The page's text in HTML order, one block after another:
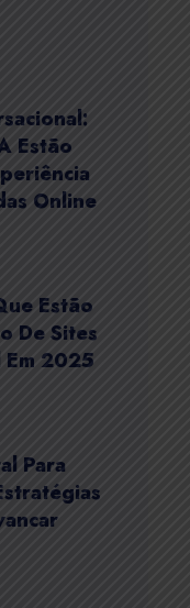
Estão
Online
Estão
De Sites
2025
Para